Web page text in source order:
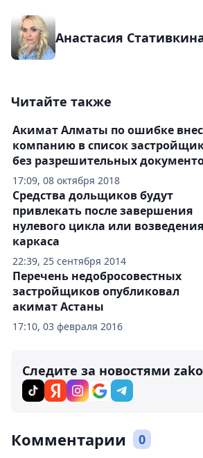
Анастасия
Читайте также
17:09, 08 октября 2018
Акимат Алматы по ошибке внес
компанию в список
без разрешительных
22:39, 25 сентября 2014
Средства дольщиков будут
привлекать после завершения
нулевого цикла или возведения
каркаса
17:10, 03 февраля 2016
Перечень недобросовестных
застройщиков опубликовал
акимат Астаны
Следите за новостями
Комментарии 0